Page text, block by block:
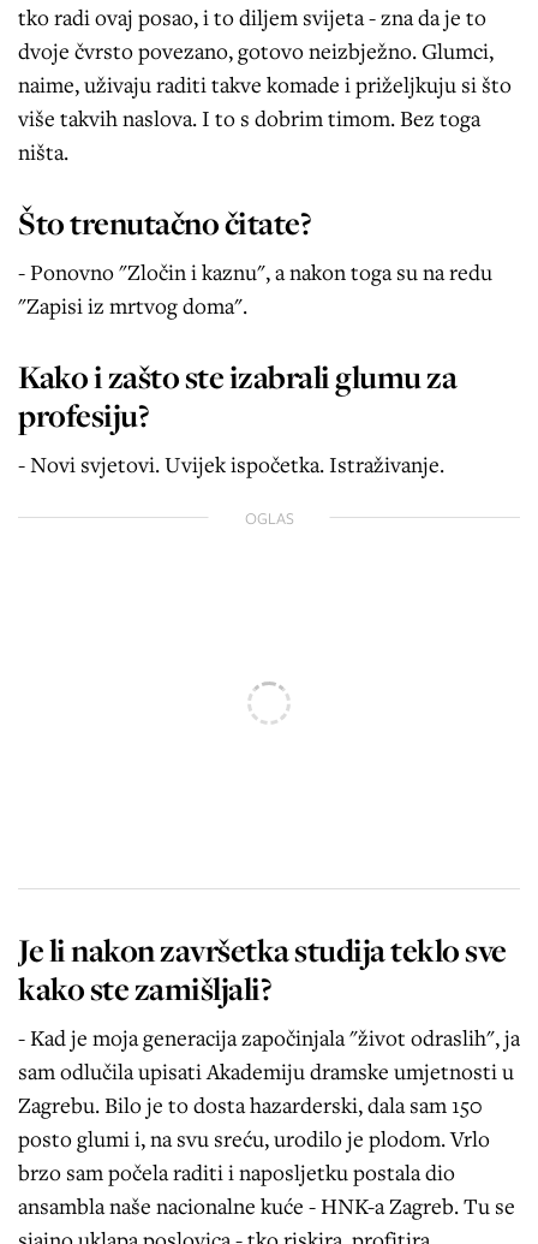
tko radi ovaj posao, i to diljem svijeta - zna da je to
dvoje čvrsto povezano, gotovo neizbježno. Glumci,
naime, uživaju raditi takve komade i priželjkuju si što
više takvih naslova. I to s dobrim timom. Bez toga
ništa.
Što trenutačno čitate?
- Ponovno "Zločin i kaznu", a nakon toga su na redu
"Zapisi iz mrtvog doma".
Kako i zašto ste izabrali glumu za
profesiju?
- Novi svjetovi. Uvijek ispočetka. Istraživanje.
OGLAS
Je li nakon završetka studija teklo sve
kako ste zamišljali?
- Kad je moja generacija započinjala "život odraslih", ja
sam odlučila upisati Akademiju dramske umjetnosti u
Zagrebu. Bilo je to dosta hazarderski, dala sam 150
posto glumi i, na svu sreću, urodilo je plodom. Vrlo
brzo sam počela raditi i naposljetku postala dio
ansambla naše nacionalne kuće - HNK-a Zagreb. Tu se